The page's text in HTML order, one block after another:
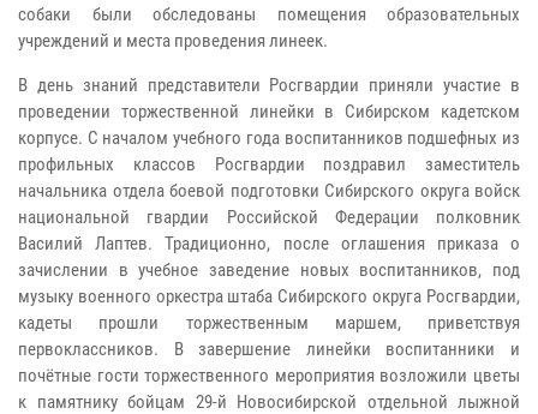
собаки были обследованы помещения образовательных
учреждений и места проведения линеек.
В день знаний представители Росгвардии приняли участие в
проведении торжественной линейки в Сибирском кадетском
корпусе. С началом учебного года воспитанников подшефных из
профильных классов Росгвардии поздравил заместитель
начальника отдела боевой подготовки Сибирского округа войск
национальной гвардии Российской Федерации полковник
Василий Лаптев. Традиционно, после оглашения приказа о
зачислении в учебное заведение новых воспитанников, под
музыку военного оркестра штаба Сибирского округа Росгвардии,
кадеты прошли торжественным маршем, приветствуя
первоклассников. В завершение линейки воспитанники и
почётные гости торжественного мероприятия возложили цветы
к памятнику бойцам 29-й Новосибирской отдельной лыжной